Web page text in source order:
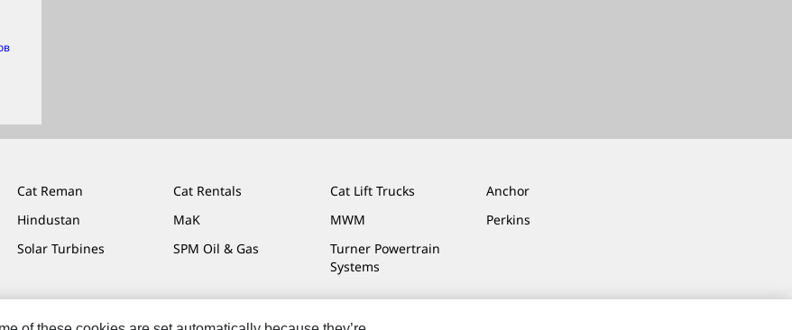
Cat Reman Cat Rentals Cat Lift Trucks
Anchor
Hindustan MaK MWM
Perkins
Solar Turbines SPM Oil & Gas
Turner Powertrain
Systems